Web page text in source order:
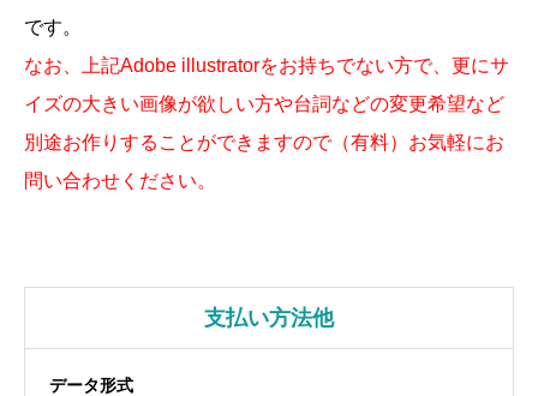
です。
なお、上記Adobe illustratorをお持ちでない方で、更にサ
イズの大きい画像が欲しい方や台詞などの変更希望など
別途お作りすることができますので（有料）お気軽にお
問い合わせください。
支払い方法他
データ形式